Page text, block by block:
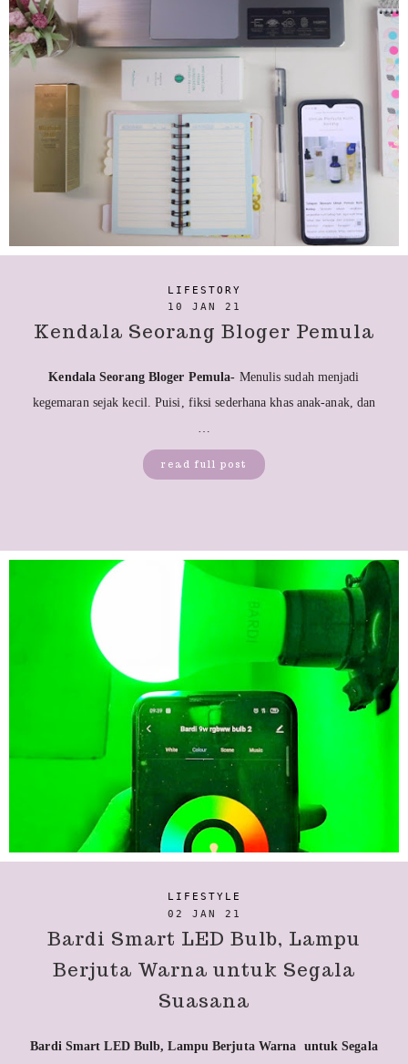
LIFESTORY
10 JAN 21
Kendala Seorang Bloger Pemula
Kendala Seorang Bloger Pemula- Menulis sudah menjadi
kegemaran sejak kecil. Puisi, fiksi sederhana khas anak-anak, dan
…
read full post
LIFESTYLE
02 JAN 21
Bardi Smart LED Bulb, Lampu
Berjuta Warna untuk Segala
Suasana
Bardi Smart LED Bulb, Lampu Berjuta Warna untuk Segala